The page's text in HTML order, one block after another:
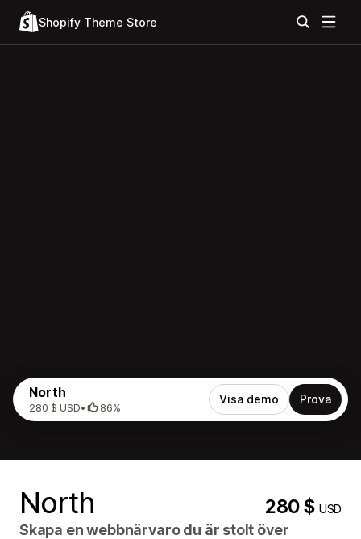
Shopify Theme Store
North
280 $ USD• 86%
Visa demo Prova
North 280 $USD
Skapa en webbnärvaro du är stolt över